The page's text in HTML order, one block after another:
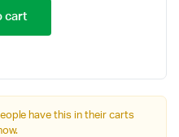
د.ت 30,000.
د.ت 26,000.
cart
have this in their carts